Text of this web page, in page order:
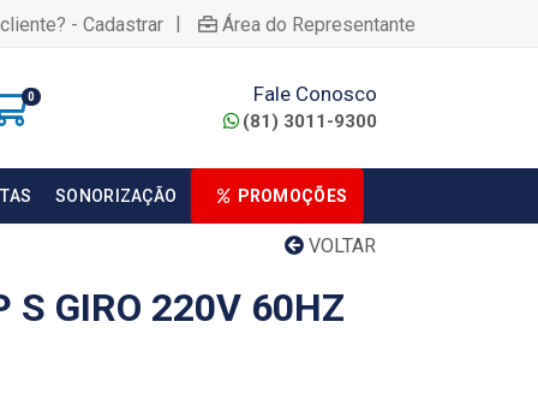
- Cadastrar | Área do Representante
0 Fale Conosco
(81) 3011-9300
SONORIZAÇÃO PROMOÇÕES
VOLTAR
S GIRO 220V 60HZ